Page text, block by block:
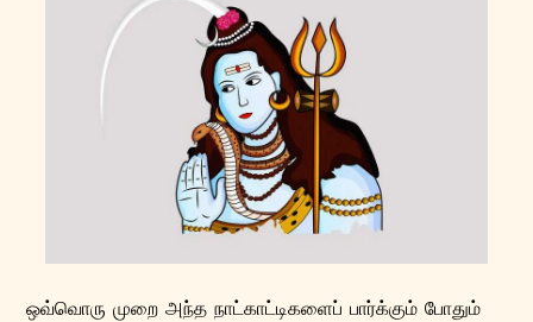
ஒவ்வொரு முறை அந்த நாட்காட்டிகளைப் பார்க்கும் போதும்